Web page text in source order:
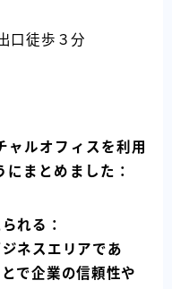
口徒歩３分
ャルオフィスを利用
まとめました：
れる：
ネスエリアであ
で企業の信頼性や